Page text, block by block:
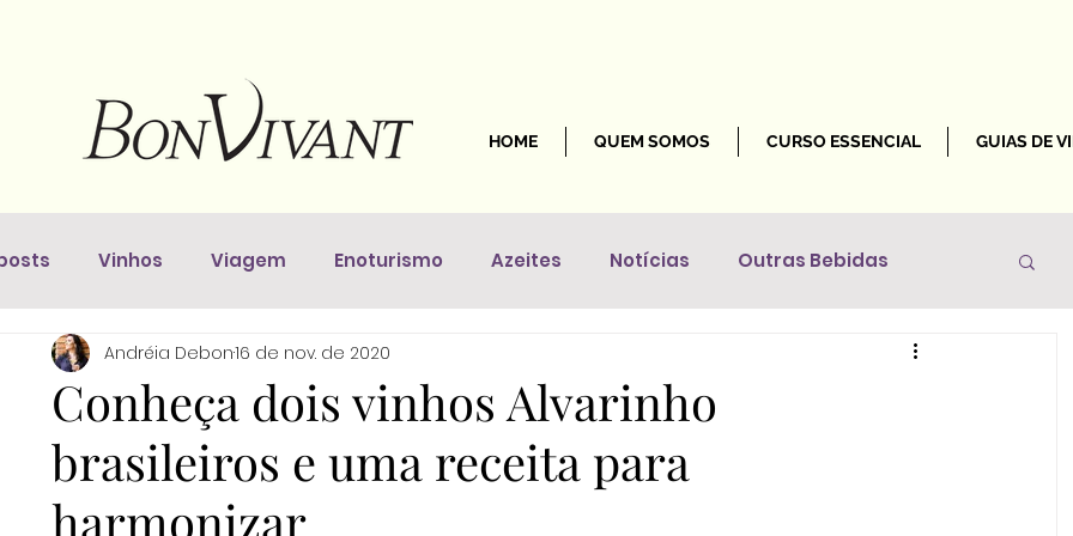
HOME QUEM SOMOS CURSO ESSENCIAL GUIAS DE
Vinhos Viagem Enoturismo Azeites Notícias Outras Bebidas
Dicas Da Sommelière
Conheça dois vinhos Alvarinho
brasileiros e uma receita para
harmonizar
Andréia Debon16 de nov. de 2020